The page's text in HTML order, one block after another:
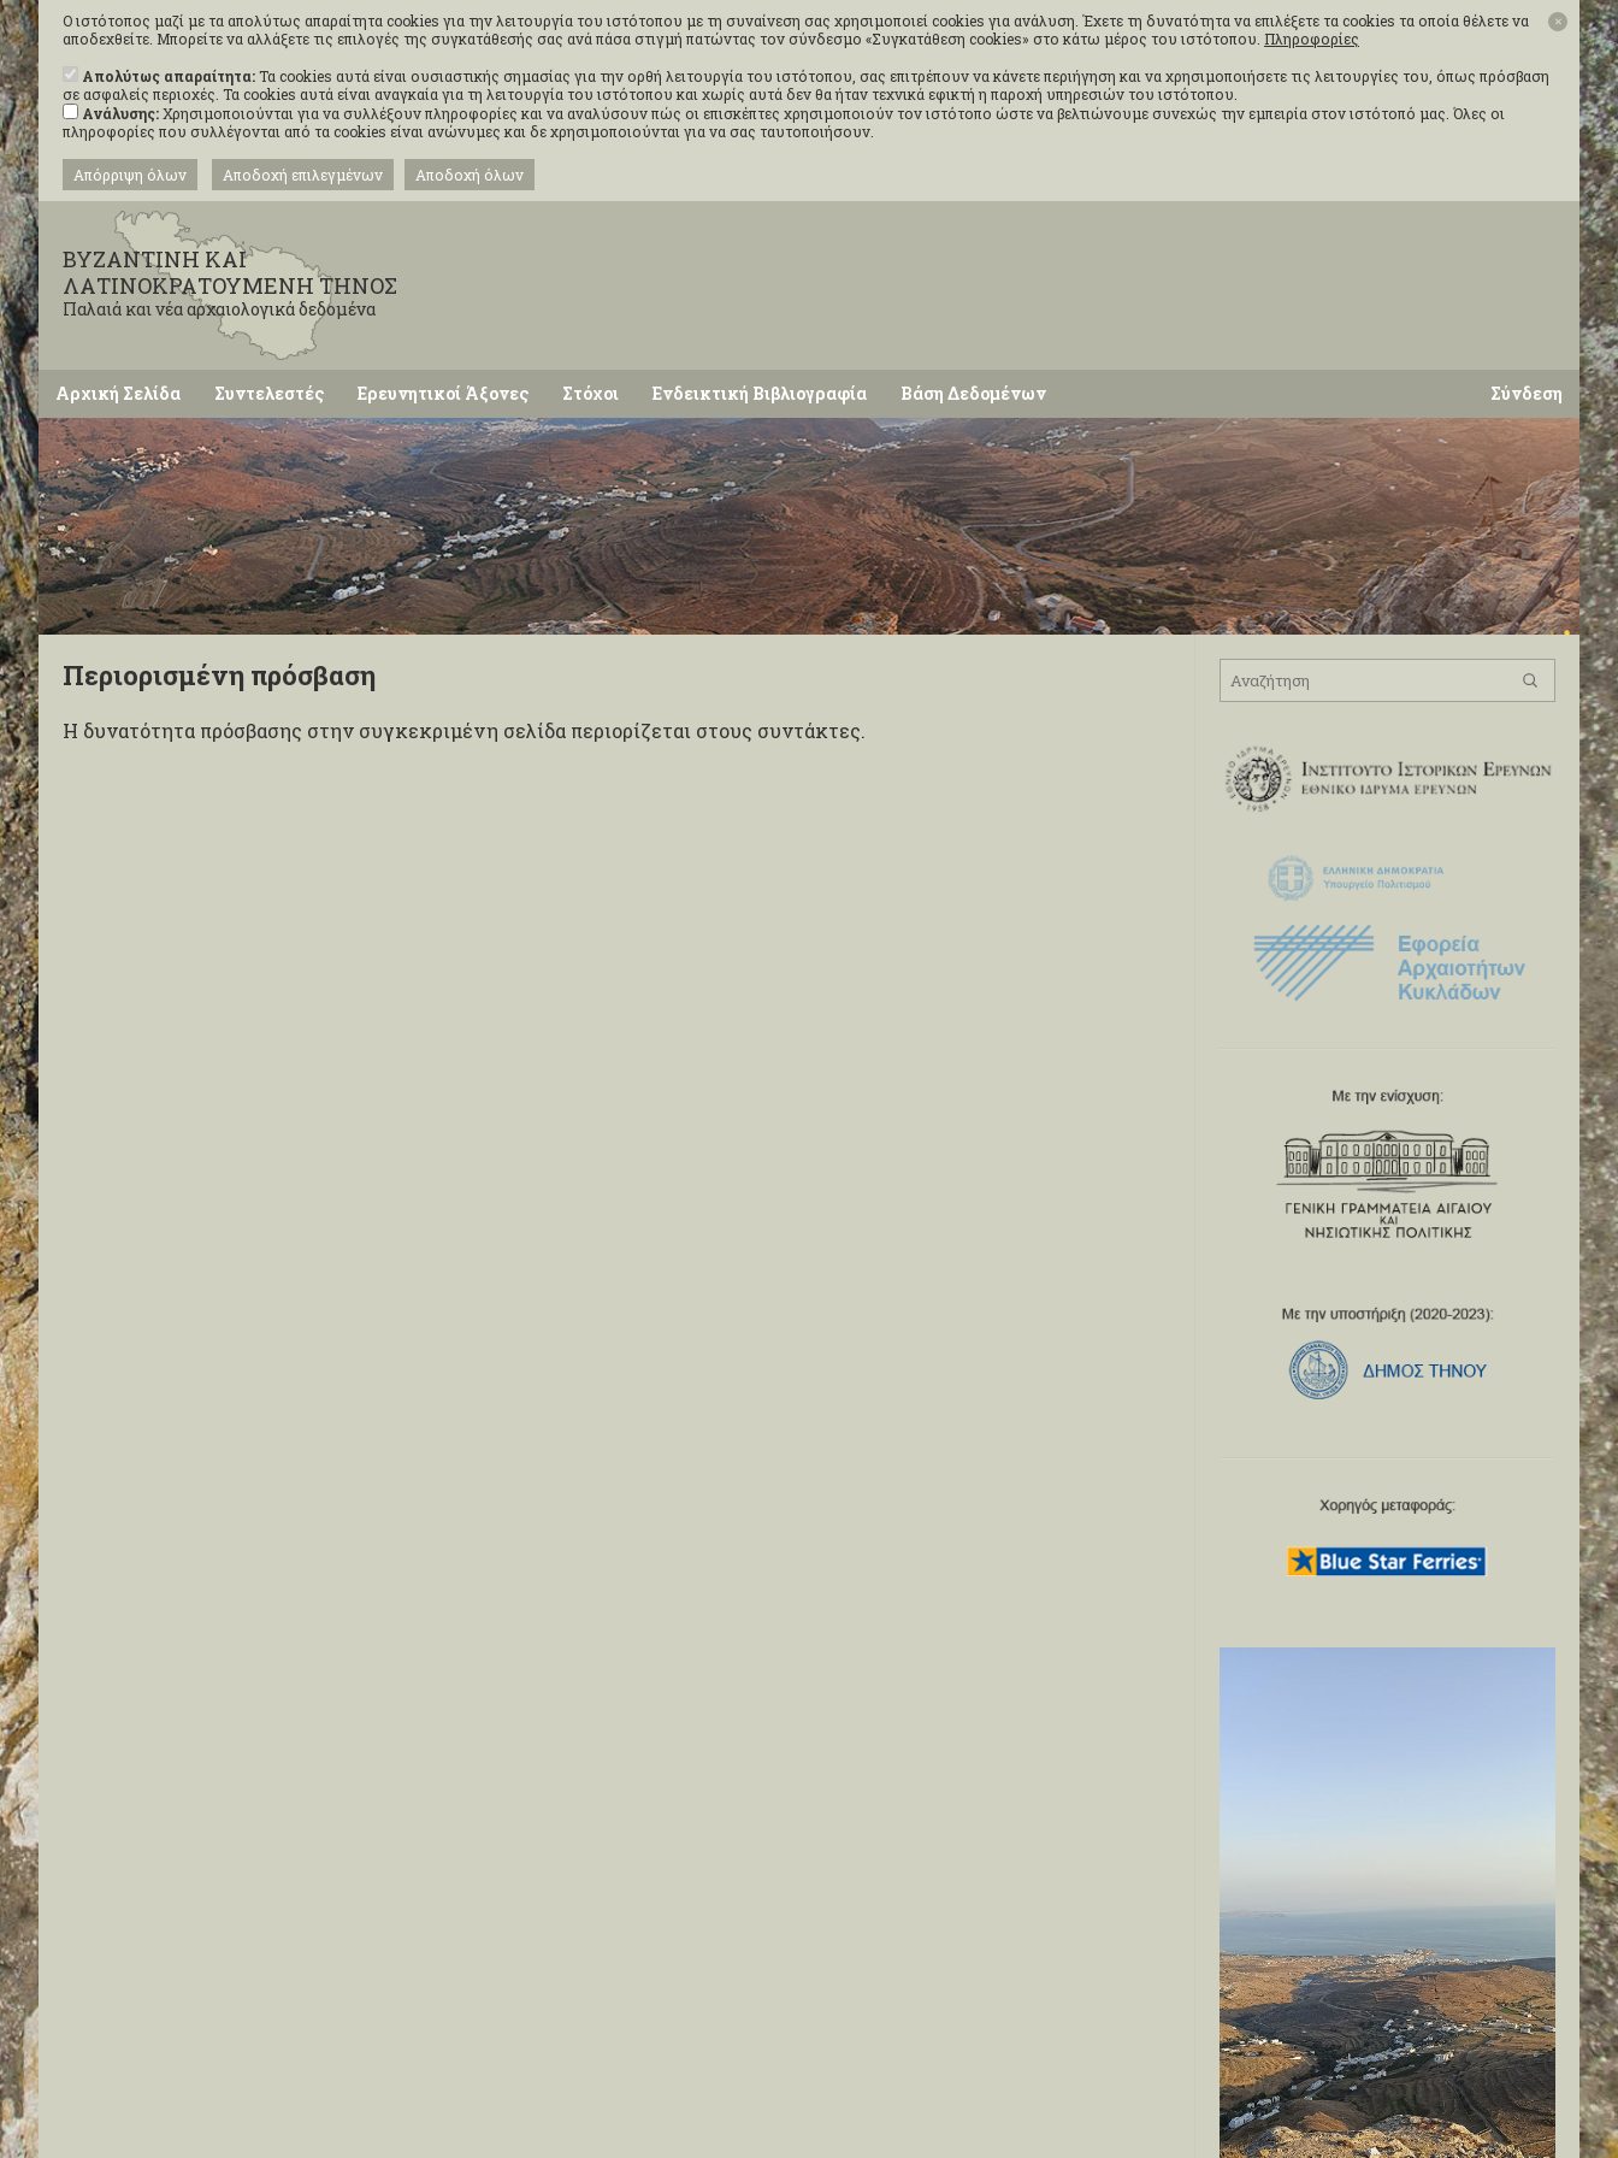
Ο ιστότοπος μαζί με τα απολύτως απαραίτητα cookies για την λειτουργία του ιστότοπου με τη συναίνεση σας χρησιμοποιεί cookies για ανάλυση. Έχετε τη δυνατότητα να επιλέξετε τα cookies τα οποία θέλετε να
αποδεχθείτε. Μπορείτε να αλλάξετε τις επιλογές της συγκατάθεσής σας ανά πάσα στιγμή πατώντας τον σύνδεσμο «Συγκατάθεση cookies» στο κάτω μέρος του ιστότοπου. Πληροφορίες
Απολύτως απαραίτητα:Τα cookies αυτά είναι ουσιαστικής σημασίας για την ορθή λειτουργία του ιστότοπου, σας επιτρέπουν να κάνετε περιήγηση και να χρησιμοποιήσετε τις λειτουργίες του, όπως πρόσβαση
σε ασφαλείς περιοχές. Τα cookies αυτά είναι αναγκαία για τη λειτουργία του ιστότοπου και χωρίς αυτά δεν θα ήταν τεχνικά εφικτή η παροχή υπηρεσιών του ιστότοπου.
Ανάλυσης:Χρησιμοποιούνται για να συλλέξουν πληροφορίες και να αναλύσουν πώς οι επισκέπτες χρησιμοποιούν τον ιστότοπο ώστε να βελτιώνουμε συνεχώς την εμπειρία στον ιστότοπό μας. Όλες οι
πληροφορίες που συλλέγονται από τα cookies είναι ανώνυμες και δε χρησιμοποιούνται για να σας ταυτοποιήσουν.
Απόρριψη όλων Αποδοχή επιλεγμένων Αποδοχή όλων
✕
ΒΥΖΑΝΤΙΝΗ ΚΑΙ
ΛΑΤΙΝΟΚΡΑΤΟΥΜΕΝΗ ΤΗΝΟΣ
Παλαιά και νέα αρχαιολογικά δεδομένα
Σύνδεση
Αρχική Σελίδα Συντελεστές Ερευνητικοί Άξονες Στόχοι Ενδεικτική Βιβλιογραφία Βάση Δεδομένων
Περιορισμένη πρόσβαση
Η δυνατότητα πρόσβασης στην συγκεκριμένη σελίδα περιορίζεται στους συντάκτες.